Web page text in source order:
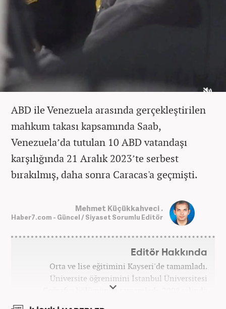
ABD ile Venezuela arasında gerçekleştirilen
mahkum takası kapsamında Saab,
Venezuela’da tutulan 10 ABD vatandaşı
karşılığında 21 Aralık 2023’te serbest
bırakılmış, daha sonra Caracas'a geçmişti.
Mehmet Küçükkahveci .
Haber7.com - Güncel / Siyaset Sorumlu Editör
Editör Hakkında
Orta ve lise eğitimini Kayseri'de tamamladı.
Üniversite öğrenimini İstanbul Üniversitesi
Coğrafya bölümünde tamamladı. 2008 yılında